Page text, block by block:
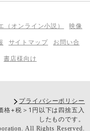
（オンライン小説） 映像
サイトマップ お問い合
書店様向け
プライバシーポリシー
格+税＞1円以下は四捨五入
したものです。
All Rights Reserved.